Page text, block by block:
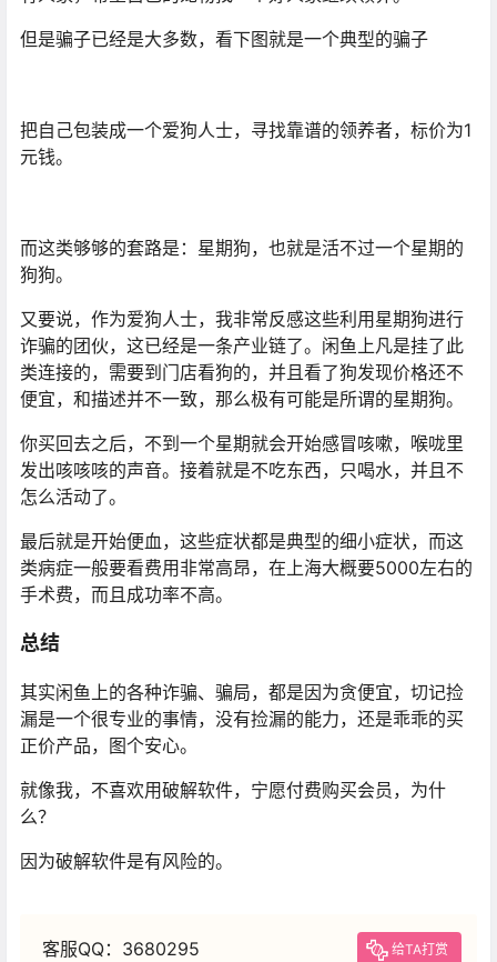
但是骗子已经是大多数，看下图就是一个典型的骗子
把自己包装成一个爱狗人士，寻找靠谱的领养者，标价为1
元钱。
而这类够够的套路是：星期狗，也就是活不过一个星期的
狗狗。
又要说，作为爱狗人士，我非常反感这些利用星期狗进行
诈骗的团伙，这已经是一条产业链了。闲鱼上凡是挂了此
类连接的，需要到门店看狗的，并且看了狗发现价格还不
便宜，和描述并不一致，那么极有可能是所谓的星期狗。
你买回去之后，不到一个星期就会开始感冒咳嗽，喉咙里
发出咳咳咳的声音。接着就是不吃东西，只喝水，并且不
怎么活动了。
最后就是开始便血，这些症状都是典型的细小症状，而这
类病症一般要看费用非常高昂，在上海大概要5000左右的
手术费，而且成功率不高。
总结
其实闲鱼上的各种诈骗、骗局，都是因为贪便宜，切记捡
漏是一个很专业的事情，没有捡漏的能力，还是乖乖的买
正价产品，图个安心。
就像我，不喜欢用破解软件，宁愿付费购买会员，为什
么？
因为破解软件是有风险的。
客服QQ：3680295 给TA打赏